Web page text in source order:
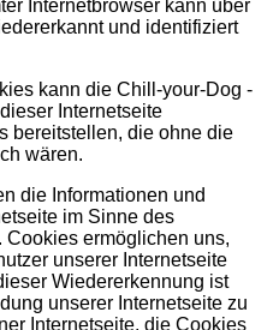
Internetbrowser kann über
und identifiziert
kann die Chill-your-Dog -
Internetseite
bereitstellen, die ohne die
wären.
die Informationen und
im Sinne des
Cookies ermöglichen uns,
unserer Internetseite
Wiedererkennung ist
unserer Internetseite zu
Internetseite, die Cookies